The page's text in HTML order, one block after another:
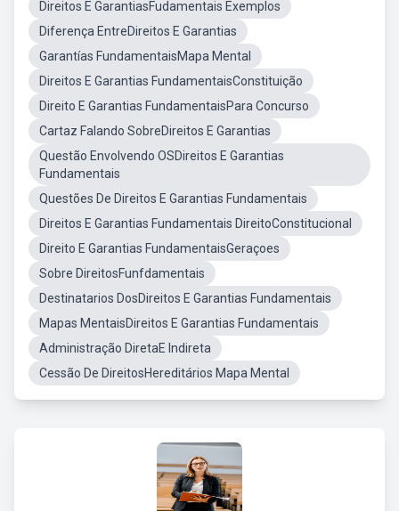
Direitos E GarantiasFudamentais Exemplos
Diferença EntreDireitos E Garantias
Garantías FundamentaisMapa Mental
Direitos E Garantias FundamentaisConstituição
Direito E Garantias FundamentaisPara Concurso
Cartaz Falando SobreDireitos E Garantias
Questão Envolvendo OSDireitos E Garantias
Fundamentais
Questões De Direitos E Garantias Fundamentais
Direitos E Garantias Fundamentais DireitoConstitucional
Direito E Garantias FundamentaisGeraçoes
Sobre DireitosFunfdamentais
Destinatarios DosDireitos E Garantias Fundamentais
Mapas MentaisDireitos E Garantias Fundamentais
Administração DiretaE Indireta
Cessão De DireitosHereditários Mapa Mental